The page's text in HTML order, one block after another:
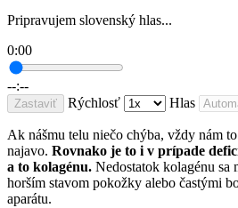
Pripravujem slovenský hlas...
0:00
--:--
Zastaviť Rýchlosť Hlas
Ak nášmu telu niečo chýba, vždy nám
najavo. Rovnako je to i v prípade
a to kolagénu. Nedostatok kolagénu
horším stavom pokožky alebo častými
aparátu.